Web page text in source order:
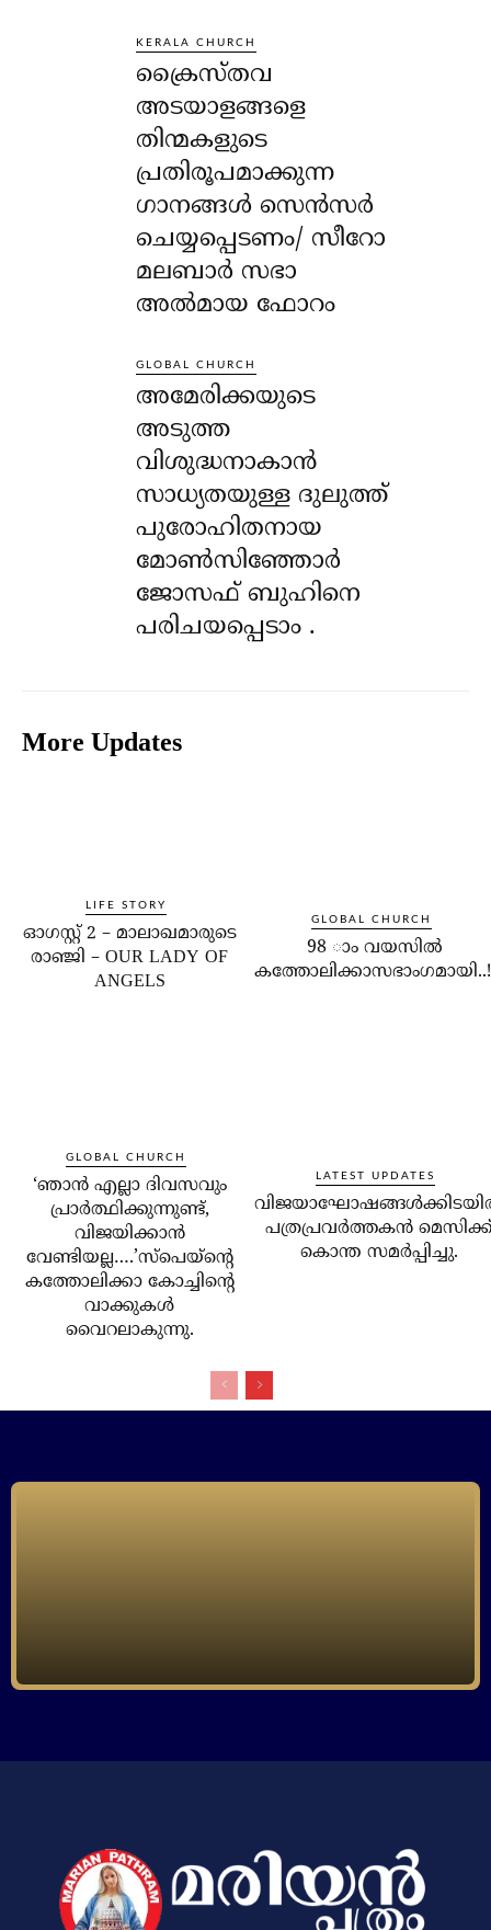
KERALA CHURCH
ക്രൈസ്തവ
അടയാളങ്ങളെ
തിന്മകളുടെ
പ്രതിരൂപമാക്കുന്ന
ഗാനങ്ങൾ സെൻസർ
ചെയ്യപ്പെടണം/ സീറോ
മലബാർ സഭാ
അൽമായ ഫോറം
GLOBAL CHURCH
അമേരിക്കയുടെ
അടുത്ത
വിശുദ്ധനാകാൻ
സാധ്യതയുള്ള ദുലുത്ത്
പുരോഹിതനായ
മോൺസിഞ്ഞോർ
ജോസഫ് ബുഹിനെ
പരിചയപ്പെടാം .
More Updates
LIFE STORY
ഓഗസ്റ്റ് 2 – മാലാഖമാരുടെ
രാഞ്ജി – OUR LADY OF
ANGELS
GLOBAL CHURCH
98 ാം വയസില്‍
GLOBAL CHURCH
‘ഞാന്‍ എല്ലാ ദിവസവും
പ്രാര്‍ത്ഥിക്കുന്നുണ്ട്,
വിജയിക്കാന്‍
വേണ്ടിയല്ല….’സ്‌പെയ്‌ന്റെ
കത്തോലിക്കാ കോച്ചിന്റെ
വാക്കുകള്‍
വൈറലാകുന്നു.
LATEST UPDATES
പത്രപ്രവര്‍ത്തകന്‍
കൊന്ത സമര്‍പ്പിച്ചു.